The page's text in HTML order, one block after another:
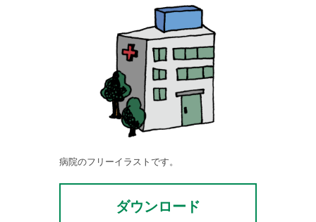
病院のフリーイラストです。
ダウンロード